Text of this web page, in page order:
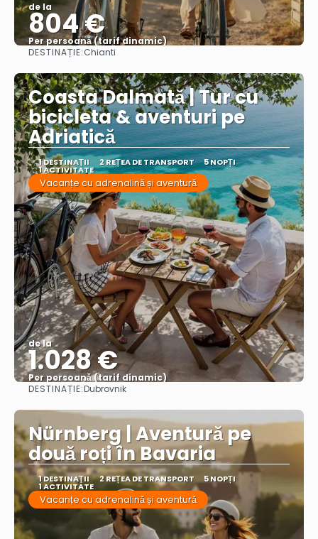
de la
804 €
Per persoană (tarif dinamic)
DESTINAȚIE:Chianti
Coasta Dalmată | Tur cu
bicicleta & aventuri pe
Adriatică
1 DESTINAŢII 2 REȚEA DE TRANSPORT 5 NOPȚI
1 ACTIVITATE
Vacanțe cu adrenalină și aventură
de la
1.028 €
Per persoană (tarif dinamic)
Vezi mai multe
DESTINAȚIE:Dubrovnik
Nürnberg | Aventură pe
două roți în Bavaria
1 DESTINAŢII 2 REȚEA DE TRANSPORT 5 NOPȚI
1 ACTIVITATE
Vacanțe cu adrenalină și aventură